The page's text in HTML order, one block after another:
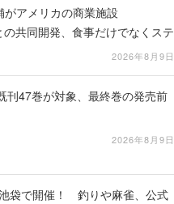
がアメリカの商業施設
共同開発、食事だけでなくステ
2026年8月9日
刊47巻が対象、最終巻の発売前
2026年8月9日
袋で開催！ 釣りや麻雀、公式